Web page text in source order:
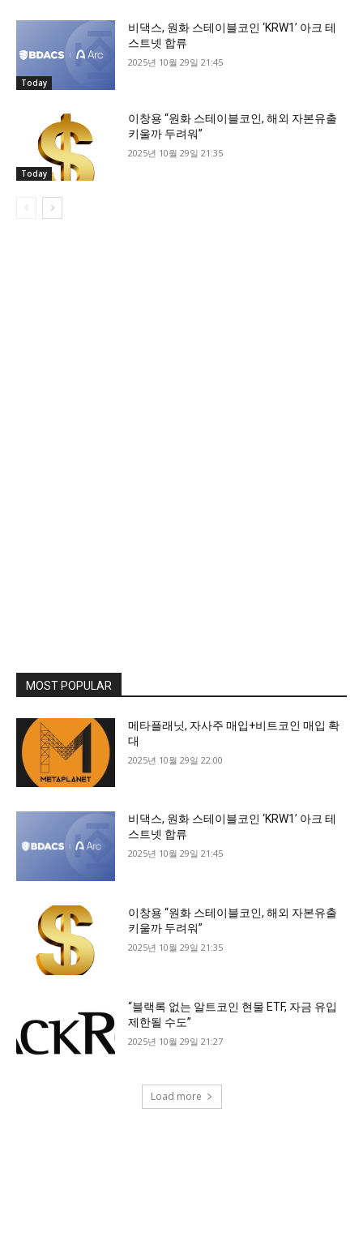
Today
비댁스, 원화 스테이블코인 ‘KRW1’ 아크 테
스트넷 합류
2025년 10월 29일 21:45
Today
이창용 “원화 스테이블코인, 해외 자본유출
키울까 두려워”
2025년 10월 29일 21:35
MOST POPULAR
메타플래닛, 자사주 매입+비트코인 매입 확
대
2025년 10월 29일 22:00
비댁스, 원화 스테이블코인 ‘KRW1’ 아크 테
스트넷 합류
2025년 10월 29일 21:45
이창용 “원화 스테이블코인, 해외 자본유출
키울까 두려워”
2025년 10월 29일 21:35
“블랙록 없는 알트코인 현물 ETF, 자금 유입
제한될 수도”
2025년 10월 29일 21:27
Load more